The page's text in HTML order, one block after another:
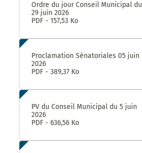
Ordre du jour Conseil Municipal du
29 juin 2026
PDF - 157,53 Ko
Proclamation Sénatoriales 05 juin
2026
PDF - 389,37 Ko
PV du Conseil Municipal du 5 juin
2026
PDF - 636,56 Ko